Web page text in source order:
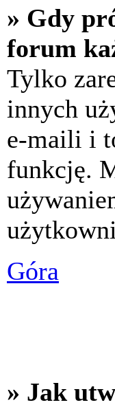
» Gdy
forum
Tylko
innych
e-maili i
funkcję.
Góra
» Jak